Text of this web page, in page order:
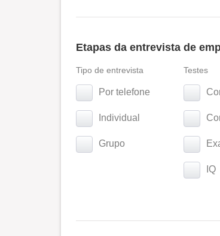
Etapas da entrevista de
Tipo de entrevista
Por telefone
Individual
Grupo
Testes
IQ